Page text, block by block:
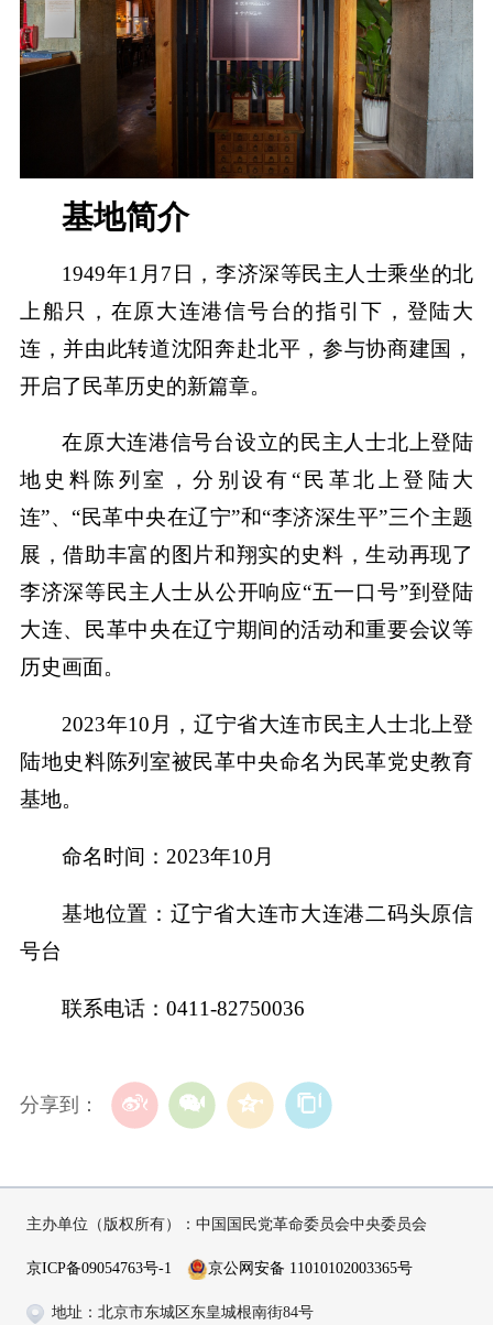
基地简介
1949年1月7日，李济深等民主人士乘坐的北
上船只，在原大连港信号台的指引下，登陆大
连，并由此转道沈阳奔赴北平，参与协商建国，
开启了民革历史的新篇章。
在原大连港信号台设立的民主人士北上登陆
地史料陈列室，分别设有“民革北上登陆大
连”、“民革中央在辽宁”和“李济深生平”三个主题
展，借助丰富的图片和翔实的史料，生动再现了
李济深等民主人士从公开响应“五一口号”到登陆
大连、民革中央在辽宁期间的活动和重要会议等
历史画面。
2023年10月，辽宁省大连市民主人士北上登
陆地史料陈列室被民革中央命名为民革党史教育
基地。
命名时间：2023年10月
基地位置：辽宁省大连市大连港二码头原信
号台
联系电话：0411-82750036
分享到：
主办单位（版权所有）：中国国民党革命委员会中央委员会
京ICP备09054763号-1 京公网安备 11010102003365号
地址：北京市东城区东皇城根南街84号